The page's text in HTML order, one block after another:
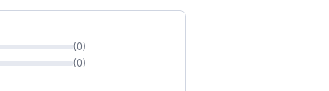
(0)
(0)